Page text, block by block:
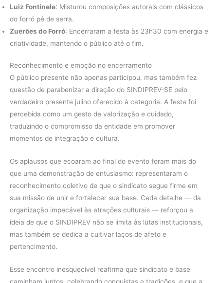
Luiz Fontinele: Misturou composições autorais com clássicos
do forró pé de serra.
Zuerões do Forró: Encerraram a festa às 23h30 com energia e
criatividade, mantendo o público até o fim.
Reconhecimento e emoção no encerramento
O público presente não apenas participou, mas também fez
questão de parabenizar a direção do SINDIPREV-SE pelo
verdadeiro presente julino oferecido à categoria. A festa foi
percebida como um gesto de valorização e cuidado,
traduzindo o compromisso da entidade em promover
momentos de integração e cultura.
Os aplausos que ecoaram ao final do evento foram mais do
que uma demonstração de entusiasmo: representaram o
reconhecimento coletivo de que o sindicato segue firme em
sua missão de unir e fortalecer sua base. Cada detalhe — da
organização impecável às atrações culturais — reforçou a
ideia de que o SINDIPREV não se limita às lutas institucionais,
mas também se dedica a cultivar laços de afeto e
pertencimento.
Esse encontro inesquecível reafirma que sindicato e base
caminham juntos, celebrando conquistas e tradições, e que a